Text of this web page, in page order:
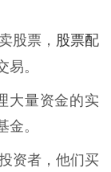
股票， 股票配
易。
大量资金的实
。
资者，他们买